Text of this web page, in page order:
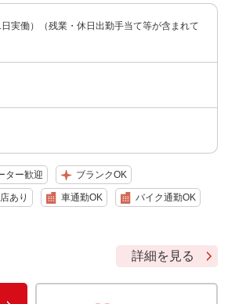
実働）（残業・休日出勤手当て等が含まれて
ター歓迎 ブランクOK
あり 車通勤OK バイク通勤OK
詳細を見る